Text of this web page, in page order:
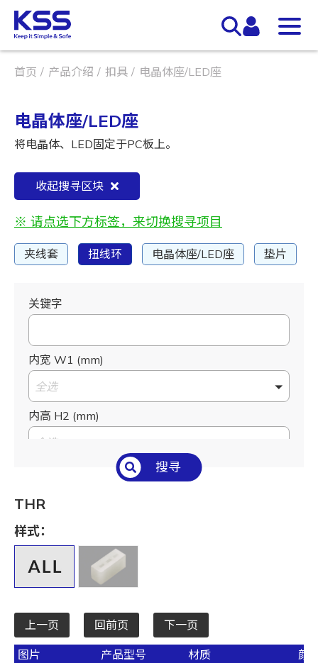
首页 产品介绍 扣具 电晶体座/LED座
电晶体座/LED座
将电晶体、LED固定于PC板上。
收起搜寻区块
※ 请点选下方标签，来切换搜寻项目
夹线套 扭线环 电晶体座/LED座 垫片
关键字
内宽 W1 (mm)
全选
内高 H2 (mm)
全选
适用PC板-钻孔 M1 (mm)
全选
适用PC板-板厚 T1 (mm)
搜寻
THR
样式：
上一页 回前页 下一页
图片 产品型号 材质 颜